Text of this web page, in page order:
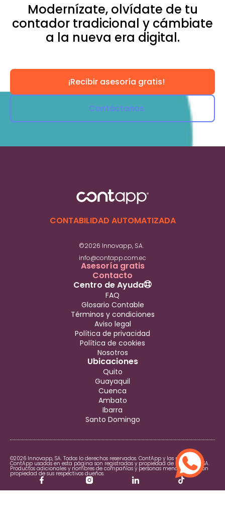
Modernízate, olvídate de tu
contador tradicional y cámbiate
a la nueva era digital.
¡Recibir asesoría gratis!
Contáctanos
CONTABILIDAD AUTOMATIZADA
©2026 Innovapp, SA.
info@contapp.com.ec
Asesoría gratis
Contacto
Ubicaciones
Quito
Guayaquil
Cuenca
Ambato
Ibarra
Santo Domingo
Centro de Ayuda
FAQ
Glosario Contable
Términos y condiciones
Aviso legal
Política de privacidad
Política de cookies
Nosotros
©2026 Innovapp, SA. Todos lo derechos reservados. ContApp y las marcas
ContApp usadas en esta página son registradas y propiedad de Innovapp, SA.
Productos adicionales y nombres de compañías y personas mencionadas son
propiedad de sus respectivos dueños.